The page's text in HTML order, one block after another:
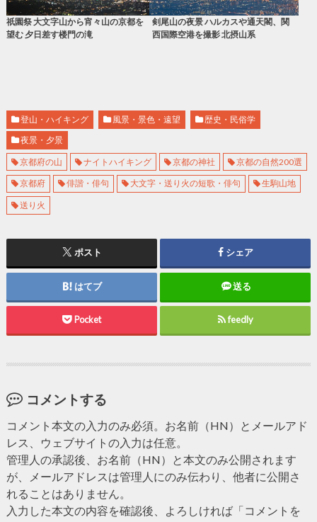
祇園祭 大文字山から宵々山の京都を
望む 夕日差す楼門の滝
剣尾山の夜景 ハルカスや通天閣、関
西国際空港を撮影 北摂山系
登山・ハイキング 風景・景色・遠望
歴史・民俗学
夜景・夕景
京都府の山 ナイトハイキング 京都の神社 京都の自然200選
京都府 俳諧・俳句 大文字・送り火の短歌・俳句 生駒山地
送り火
ポスト シェア
はてブ 送る
Pocket feedly
コメントする
コメント本文の入力のみ必須。お名前（HN）とメールアド
レス、ウェブサイトの入力は任意。
管理人の承認後、お名前（HN）と本文のみ公開されます
が、メールアドレスは管理人にのみ伝わり、他者に公開さ
れることはありません。
入力した本文の内容を確認後、よろしければ「コメントを